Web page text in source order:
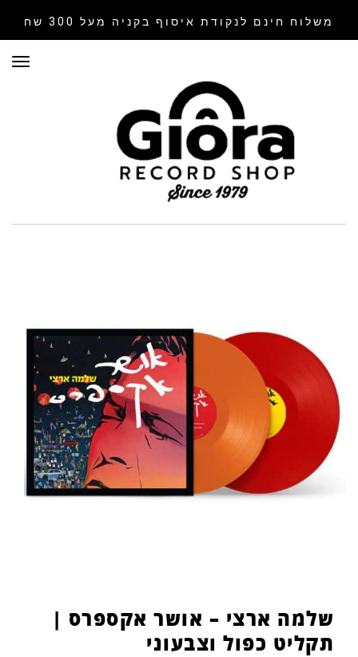
משלוח חינם לנקודת איסוף בקניה מעל 300 שח
שלמה ארצי – אושר אקספרס |
תקליט כפול וצבעוני